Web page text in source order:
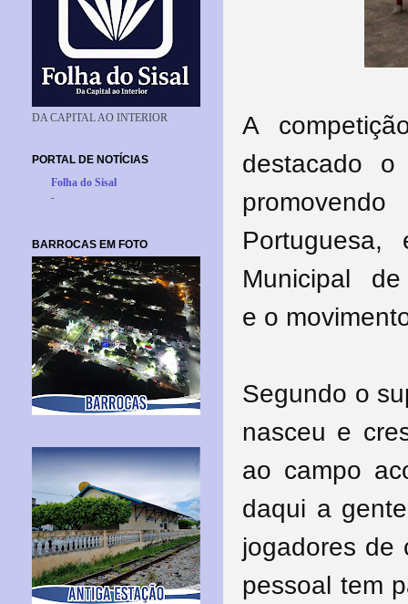
A
destacado
Municipal
e o
Segundo o
nasceu e
ao campo
daqui a
jogadores de
pessoal tem
DA CAPITAL AO INTERIOR
PORTAL DE NOTÍCIAS
Folha do Sisal
-
BARROCAS EM FOTO